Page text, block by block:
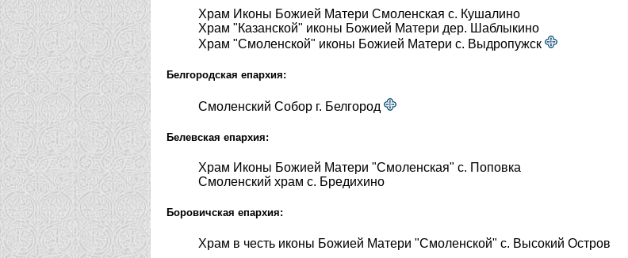
Храм Иконы Божией Матери Смоленская с. Кушалино
Храм "Казанской" иконы Божией Матери дер. Шаблыкино
Храм "Смоленской" иконы Божией Матери с. Выдропужск
Белгородская епархия:
Смоленский Собор г. Белгород
Белевская епархия:
Храм Иконы Божией Матери "Смоленская" с. Поповка
Смоленский храм с. Бредихино
Боровичская епархия:
Храм в честь иконы Божией Матери "Смоленской" с. Высокий Остров